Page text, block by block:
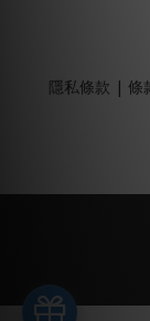
隱私條款 | 條